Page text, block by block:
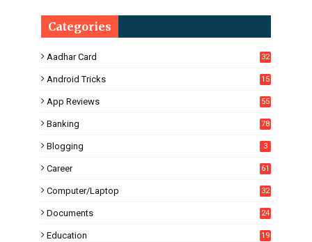
Categories
Aadhar Card 32
Android Tricks
15
App Reviews 55
Banking 78
Blogging 3
Career 61
Computer/Laptop 32
Documents 24
Education
19